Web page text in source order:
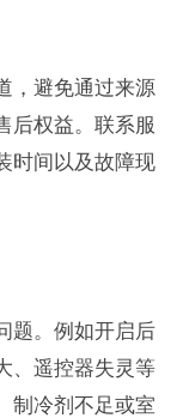
，避免通过来源
后权益。联系服
时间以及故障现
题。例如开启后
、遥控器失灵等
制冷剂不足或室